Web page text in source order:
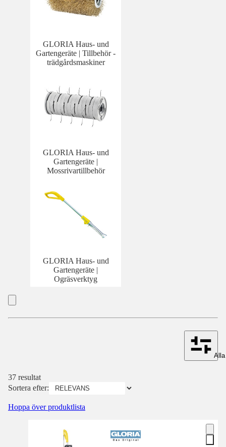
GLORIA Haus- und
Gartengeräte | Tillbehör -
trädgårdsmaskiner
GLORIA Haus- und
Gartengeräte |
Mossrivartillbehör
GLORIA Haus- und
Gartengeräte |
Ogräsverktyg
37 resultat
Sortera efter:
Hoppa över produktlista